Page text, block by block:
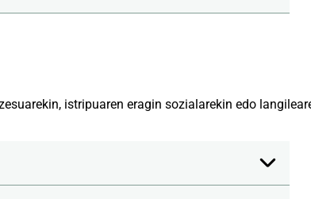
istripuaren eragin sozialarekin edo